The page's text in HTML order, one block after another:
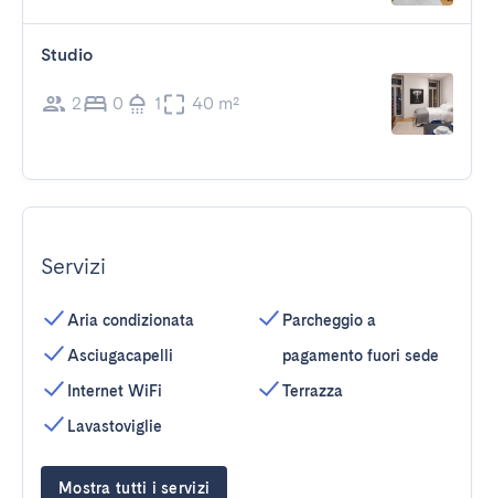
Studio
2 0 1 40 m²
Servizi
Aria condizionata
Asciugacapelli
Internet WiFi
Lavastoviglie
Parcheggio a
pagamento fuori sede
Terrazza
Mostra tutti i servizi